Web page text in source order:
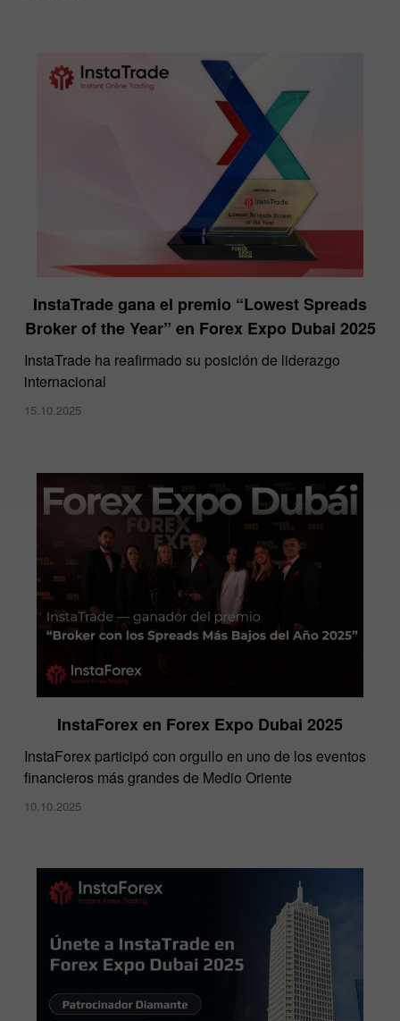
InstaTrade gana el premio “Lowest Spreads
Broker of the Year” en Forex Expo Dubai 2025
​InstaTrade ha reafirmado su posición de liderazgo
internacional
15.10.2025
InstaForex en Forex Expo Dubai 2025
​InstaForex participó con orgullo en uno de los eventos
financieros más grandes de Medio Oriente
10.10.2025